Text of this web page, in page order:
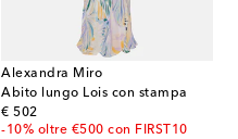
Alexandra Miro
Abito lungo Lois con stampa
€ 502
original price
-10% oltre €500 con FIRST10